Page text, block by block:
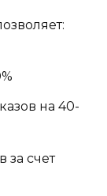
на 40-
за счет